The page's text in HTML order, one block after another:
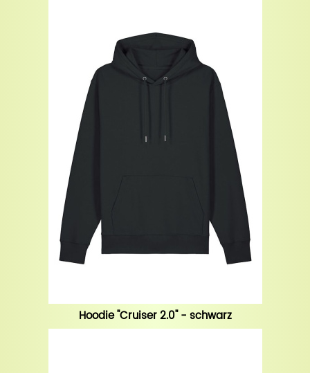
Hoodie "Cruiser 2.0" - schwarz